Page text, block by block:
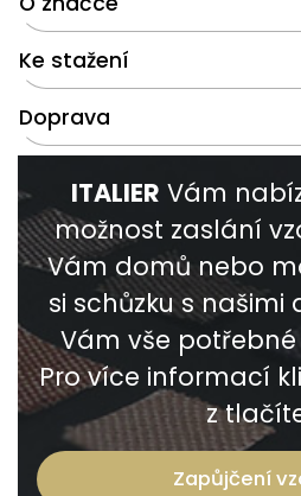
Ke stažení
Doprava
ITALIER Vám
možnost zaslání
Vám domů nebo
si schůzku s našimi
Vám vše
Pro více informací
z
Zapůjčení